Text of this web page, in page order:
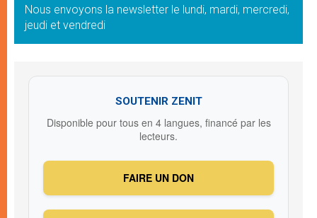
Nous envoyons la newsletter le lundi, mardi, mercredi,
jeudi et vendredi
SOUTENIR ZENIT
Disponible pour tous en 4 langues, financé par les
lecteurs.
FAIRE UN DON